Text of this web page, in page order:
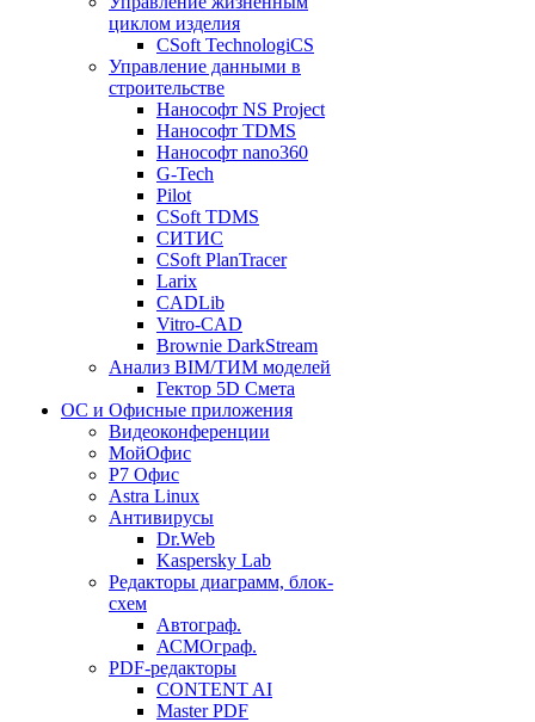
циклом изделия
CSoft TechnologiCS
Управление данными в
строительстве
Нанософт NS Project
Нанософт TDMS
Нанософт nano360
G-Tech
Pilot
CSoft TDMS
СИТИС
CSoft PlanTracer
Larix
CADLib
Vitro-CAD
Brownie DarkStream
Анализ BIM/ТИМ моделей
Гектор 5D Смета
ОС и Офисные приложения
Видеоконференции
МойОфис
P7 Офис
Astra Linux
Антивирусы
Dr.Web
Kaspersky Lab
Редакторы диаграмм, блок-
схем
Автограф.
АСМОграф.
PDF-редакторы
CONTENT AI
Master PDF